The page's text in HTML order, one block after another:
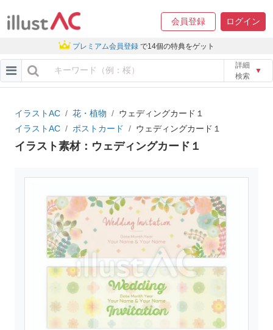
会員登録 ログイン
プレミアム会員登録 で14個の特典をゲット
詳細
検索
▼
イラストAC 花・植物
ウェディングカード１
イラストAC
ポストカード ウェディングカード１
イラスト素材：ウェディングカード１